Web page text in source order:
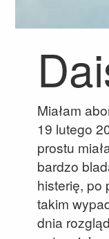
Miałam
19 lutego
prostu
bardzo
histerię, po
takim
dnia